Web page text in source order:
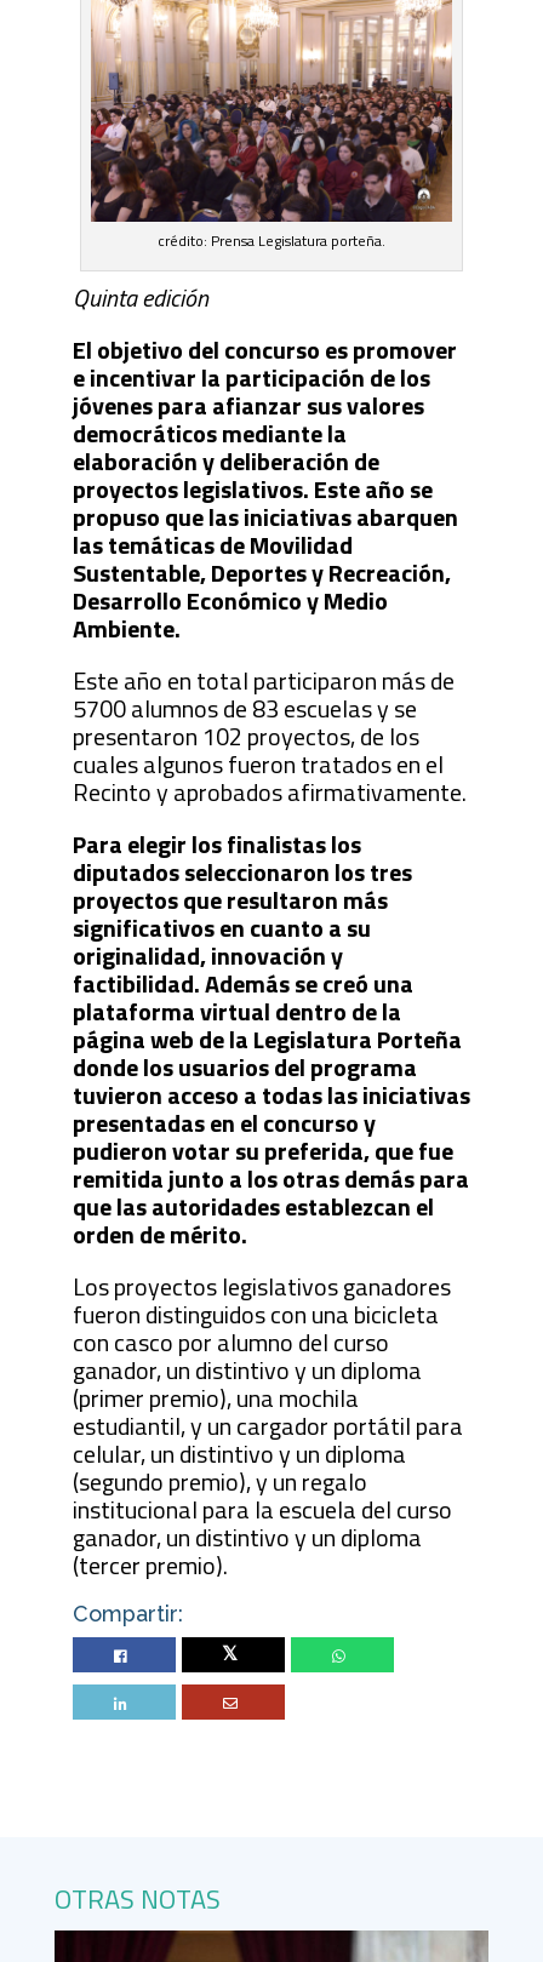
crédito: Prensa Legislatura porteña.
Quinta edición
El objetivo del concurso es promover
e incentivar la participación de los
jóvenes para afianzar sus valores
democráticos mediante la
elaboración y deliberación de
proyectos legislativos. Este año se
propuso que las iniciativas abarquen
las temáticas de Movilidad
Sustentable, Deportes y Recreación,
Desarrollo Económico y Medio
Ambiente.
Este año en total participaron más de
5700 alumnos de 83 escuelas y se
presentaron 102 proyectos, de los
cuales algunos fueron tratados en el
Recinto y aprobados afirmativamente.
Para elegir los finalistas los
diputados seleccionaron los tres
proyectos que resultaron más
significativos en cuanto a su
originalidad, innovación y
factibilidad. Además se creó una
plataforma virtual dentro de la
página web de la Legislatura Porteña
donde los usuarios del programa
tuvieron acceso a todas las iniciativas
presentadas en el concurso y
pudieron votar su preferida, que fue
remitida junto a los otras demás para
que las autoridades establezcan el
orden de mérito.
Los proyectos legislativos ganadores
fueron distinguidos con una bicicleta
con casco por alumno del curso
ganador, un distintivo y un diploma
(primer premio), una mochila
estudiantil, y un cargador portátil para
celular, un distintivo y un diploma
(segundo premio), y un regalo
institucional para la escuela del curso
ganador, un distintivo y un diploma
(tercer premio).
Compartir:
Twitter
OTRAS NOTAS